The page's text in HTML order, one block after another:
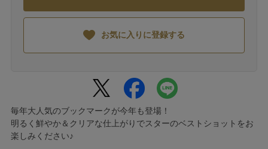
お気に入りに登録する
毎年大人気のブックマークが今年も登場！
明るく鮮やか＆クリアな仕上がりでスターのベストショットをお
楽しみください♪